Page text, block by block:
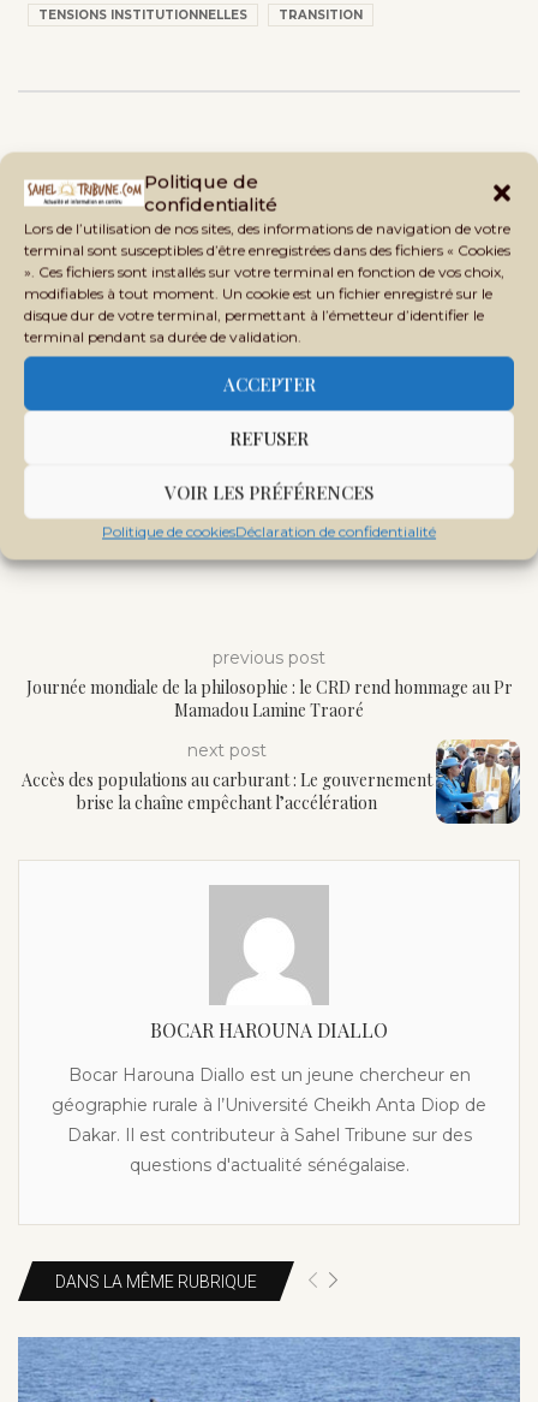
Politique de
confidentialité
Lors de l’utilisation de nos sites, des informations de navigation de votre
terminal sont susceptibles d’être enregistrées dans des fichiers « Cookies
». Ces fichiers sont installés sur votre terminal en fonction de vos choix,
modifiables à tout moment. Un cookie est un fichier enregistré sur le
disque dur de votre terminal, permettant à l’émetteur d’identifier le
terminal pendant sa durée de validation.
ACCEPTER
REFUSER
VOIR LES PRÉFÉRENCES
Politique de cookiesDéclaration de confidentialité
TENSIONS INSTITUTIONNELLES TRANSITION
previous post
Journée mondiale de la philosophie : le CRD rend hommage au Pr
Mamadou Lamine Traoré
next post
Accès des populations au carburant : Le gouvernement
brise la chaîne empêchant l’accélération
BOCAR HAROUNA DIALLO
Bocar Harouna Diallo est un jeune chercheur en
géographie rurale à l’Université Cheikh Anta Diop de
Dakar. Il est contributeur à Sahel Tribune sur des
questions d'actualité sénégalaise.
DANS LA MÊME RUBRIQUE